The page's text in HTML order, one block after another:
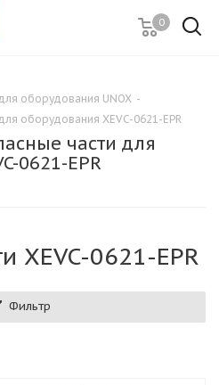
0
оборудования UNOX -
оборудования XEVC-0621-EPR
части для
0621-EPR
XEVC-0621-EPR
Фильтр